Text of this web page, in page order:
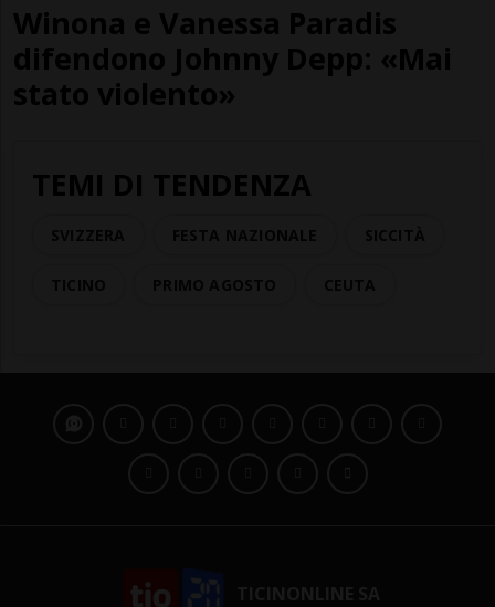
Winona e Vanessa Paradis
difendono Johnny Depp: «Mai
stato violento»
TEMI DI TENDENZA